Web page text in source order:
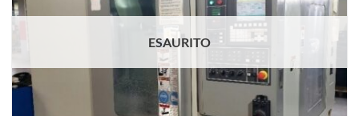
ESAURITO